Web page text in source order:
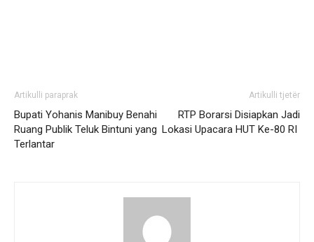
Artikulli paraprak
Bupati Yohanis Manibuy Benahi
Ruang Publik Teluk Bintuni yang
Terlantar
Artikulli tjetër
RTP Borarsi Disiapkan Jadi
Lokasi Upacara HUT Ke-80 RI